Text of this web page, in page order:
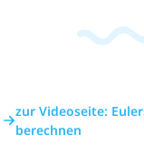
zur Videoseite:
berechnen